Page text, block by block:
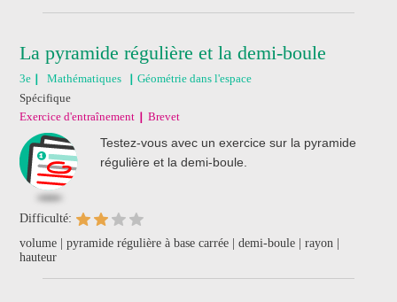
La pyramide régulière et la demi-boule
3e Mathématiques
Géométrie dans l'espace
Spécifique
Exercice d'entraînement
Brevet
Testez-vous avec un exercice sur la pyramide
régulière et la demi-boule.
Difficulté:
volume | pyramide régulière à base carrée | demi-boule | rayon |
hauteur